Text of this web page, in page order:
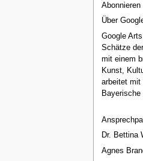
Über
Google
Schätze
mit einem
Kunst,
arbeitet mit
Dr. Bettina
Agnes